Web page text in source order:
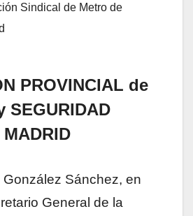
Sindical de Metro de
PROVINCIAL de
SEGURIDAD
González Sánchez, en
General de la